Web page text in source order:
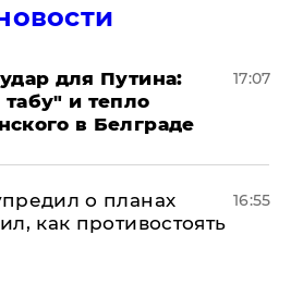
для Путина:
и тепло
в Белграде
17:07
о планах
как противостоять
16:55